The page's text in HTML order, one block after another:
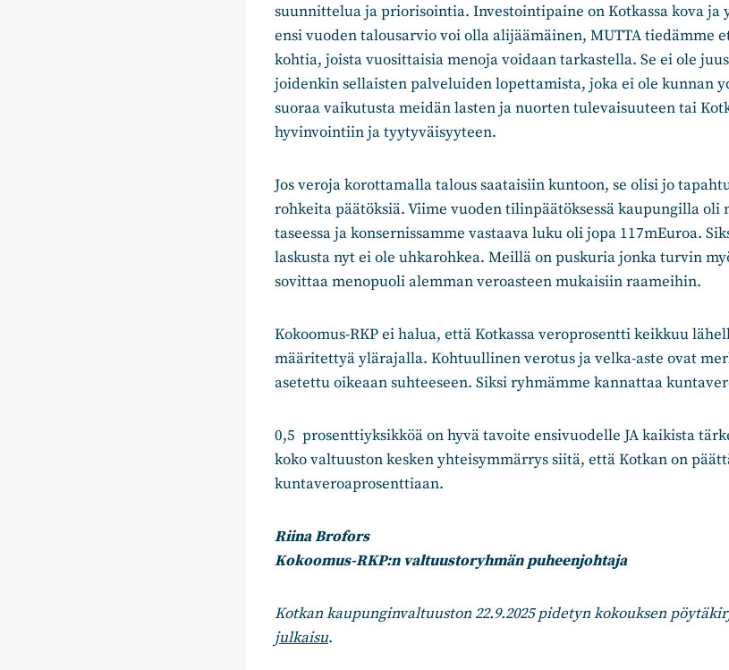
suunnittelua ja priorisointia. Investointipaine on Kotkassa kova ja
ensi vuoden talousarvio voi olla alijäämäinen, MUTTA tiedämme
kohtia, joista vuosittaisia menoja voidaan tarkastella. Se ei ole
joidenkin sellaisten palveluiden lopettamista, joka ei ole kunnan
suoraa vaikutusta meidän lasten ja nuorten tulevaisuuteen tai
hyvinvointiin ja tyytyväisyyteen.
Jos veroja korottamalla talous saataisiin kuntoon, se olisi jo
rohkeita päätöksiä. Viime vuoden tilinpäätöksessä kaupungilla oli
taseessa ja konsernissamme vastaava luku oli jopa 117mEuroa.
laskusta nyt ei ole uhkarohkea. Meillä on puskuria jonka turvin
sovittaa menopuoli alemman veroasteen mukaisiin raameihin.
Kokoomus-RKP ei halua, että Kotkassa veroprosentti keikkuu
määritettyä ylärajalla. Kohtuullinen verotus ja velka-aste ovat
asetettu oikeaan suhteeseen. Siksi ryhmämme kannattaa
0,5 prosenttiyksikköä on hyvä tavoite ensivuodelle JA kaikista
koko valtuuston kesken yhteisymmärrys siitä, että Kotkan on
kuntaveroaprosenttiaan.
Riina Brofors
Kokoomus-RKP:n valtuustoryhmän puheenjohtaja
Kotkan kaupunginvaltuuston 22.9.2025 pidetyn kokouksen
julkaisu.